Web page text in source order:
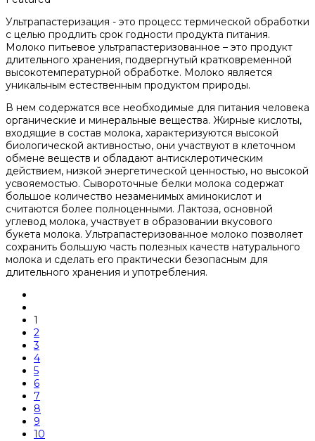
Ультрапастеризация - это процесс термической обработки
с целью продлить срок годности продукта питания.
Молоко питьевое ультрапастеризованное – это продукт
длительного хранения, подвергнутый кратковременной
высокотемпературной обработке. Молоко является
уникальным естественным продуктом природы.
В нем содержатся все необходимые для питания человека
органические и минеральные вещества. Жирные кислоты,
входящие в состав молока, характеризуются высокой
биологической активностью, они участвуют в клеточном
обмене веществ и обладают антисклеротическим
действием, низкой энергетической ценностью, но высокой
усвояемостью. Сывороточные белки молока содержат
большое количество незаменимых аминокислот и
считаются более полноценными. Лактоза, основной
углевод молока, участвует в образовании вкусового
букета молока. Ультрапастеризованное молоко позволяет
сохранить большую часть полезных качеств натурального
молока и сделать его практически безопасным для
длительного хранения и употребления.
1
2
3
4
5
6
7
8
9
10